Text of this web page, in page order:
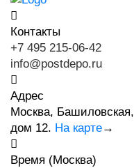
Контакты
+7 495 215-06-42
info@postdepo.ru
Адрес
Москва, Башиловская,
дом 12. На карте→
Время (Москва)